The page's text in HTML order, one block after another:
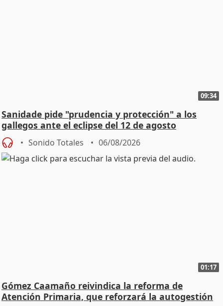
09:34
Sanidade pide "prudencia y protección" a los
gallegos ante el eclipse del 12 de agosto
Sonido Totales 06/08/2026
01:17
Gómez Caamaño reivindica la reforma de
Atención Primaria, que reforzará la autogestión